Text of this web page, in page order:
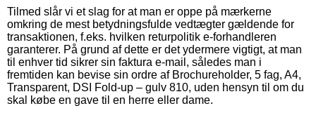
Tilmed slår vi et slag for at man er oppe på mærkerne
omkring de mest betydningsfulde vedtægter gældende for
transaktionen, f.eks. hvilken returpolitik e-forhandleren
garanterer. På grund af dette er det ydermere vigtigt, at man
til enhver tid sikrer sin faktura e-mail, således man i
fremtiden kan bevise sin ordre af Brochureholder, 5 fag, A4,
Transparent, DSI Fold-up – gulv 810, uden hensyn til om du
skal købe en gave til en herre eller dame.